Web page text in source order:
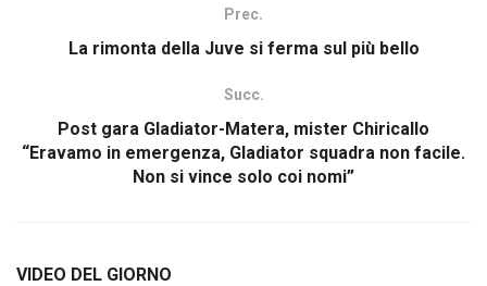
Prec.
La rimonta della Juve si ferma sul più bello
Succ.
Post gara Gladiator-Matera, mister Chiricallo
“Eravamo in emergenza, Gladiator squadra non facile.
Non si vince solo coi nomi”
VIDEO DEL GIORNO